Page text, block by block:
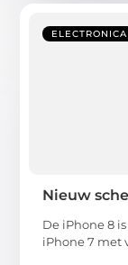
Nieuw
De iPhone 8
iPhone 7 met